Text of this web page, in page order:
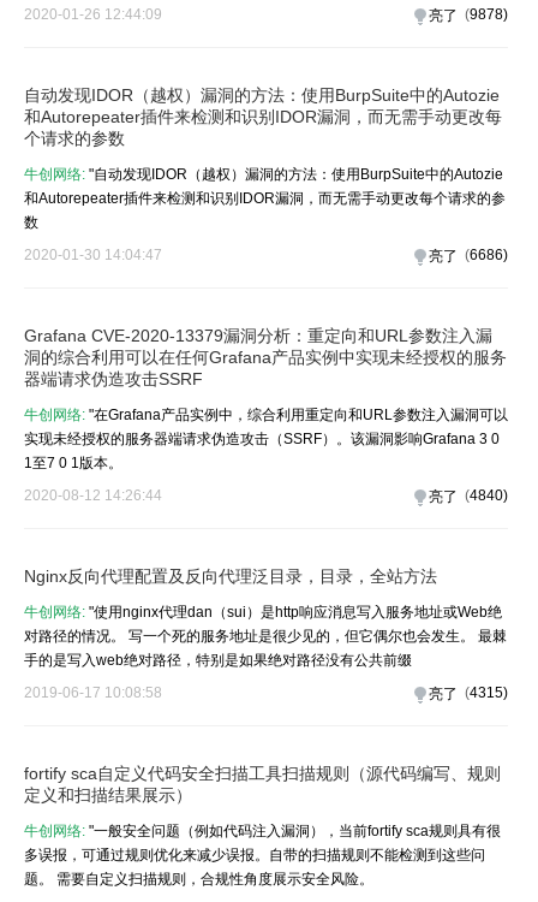
2020-01-26 12:44:09
)
9878
(
亮了
自动发现IDOR（越权）漏洞的方法：使用BurpSuite中的Autozie
和Autorepeater插件来检测和识别IDOR漏洞，而无需手动更改每
个请求的参数
牛创网络: "自动发现IDOR（越权）漏洞的方法：使用BurpSuite中的Autozie
和Autorepeater插件来检测和识别IDOR漏洞，而无需手动更改每个请求的参
数
2020-01-30 14:04:47
)
6686
(
亮了
Grafana CVE-2020-13379漏洞分析：重定向和URL参数注入漏
洞的综合利用可以在任何Grafana产品实例中实现未经授权的服务
器端请求伪造攻击SSRF
牛创网络: "在Grafana产品实例中，综合利用重定向和URL参数注入漏洞可以
实现未经授权的服务器端请求伪造攻击（SSRF）。该漏洞影响Grafana 3 0
1至7 0 1版本。
2020-08-12 14:26:44
)
4840
(
亮了
Nginx反向代理配置及反向代理泛目录，目录，全站方法
牛创网络: "使用nginx代理dan（sui）是http响应消息写入服务地址或Web绝
对路径的情况。 写一个死的服务地址是很少见的，但它偶尔也会发生。 最棘
手的是写入web绝对路径，特别是如果绝对路径没有公共前缀
2019-06-17 10:08:58
)
4315
(
亮了
fortify sca自定义代码安全扫描工具扫描规则（源代码编写、规则
定义和扫描结果展示）
牛创网络: "一般安全问题（例如代码注入漏洞），当前fortify sca规则具有很
多误报，可通过规则优化来减少误报。自带的扫描规则不能检测到这些问
题。 需要自定义扫描规则，合规性角度展示安全风险。